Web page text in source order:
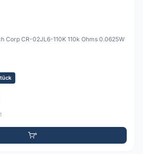
Corp CR-02JL6-110K 110k Ohms 0.0625W